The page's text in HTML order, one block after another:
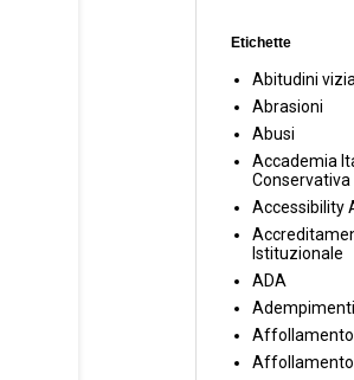
Etichette
Abitudini
Abrasioni
Abusi
Accademia
Conservativa
Accessibility
Istituzionale
ADA
Adempimenti